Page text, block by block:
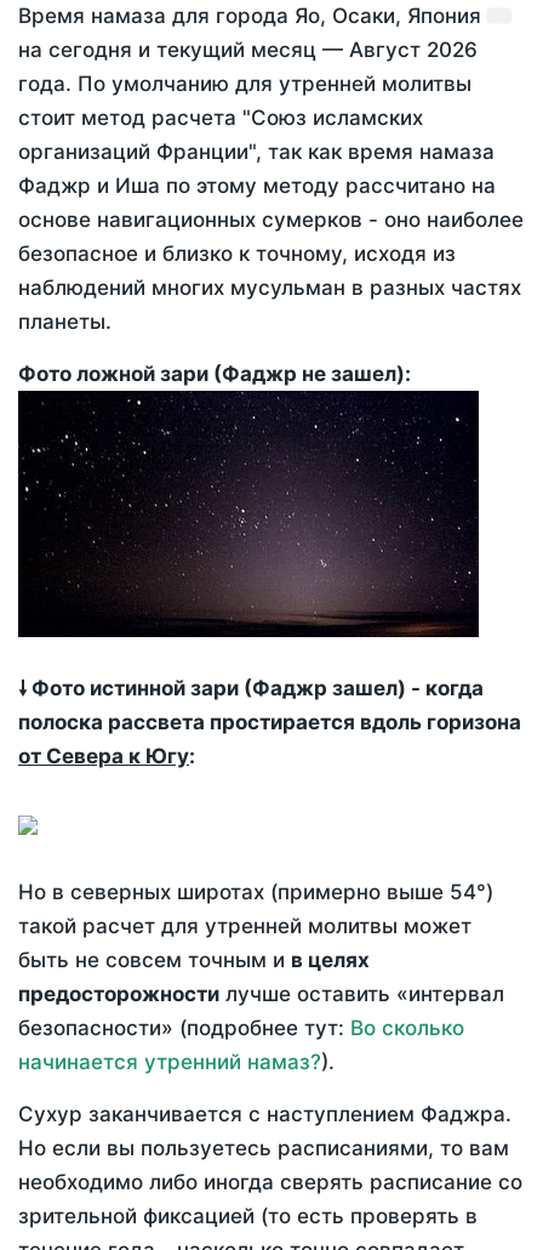
Время намаза для города Яо, Осаки, Япония
на сегодня и текущий месяц — Август 2026
года. По умолчанию для утренней молитвы
стоит метод расчета "Союз исламских
организаций Франции", так как время намаза
Фаджр и Иша по этому методу рассчитано на
основе навигационных сумерков - оно наиболее
безопасное и близко к точному, исходя из
наблюдений многих мусульман в разных частях
планеты.
Фото ложной зари (Фаджр не зашел):
🠗 Фото истинной зари (Фаджр зашел) - когда
полоска рассвета простирается вдоль горизона
от Севера к Югу:
Но в северных широтах (примерно выше 54°)
такой расчет для утренней молитвы может
быть не совсем точным и в целях
предосторожности лучше оставить «интервал
безопасности» (подробнее тут: Во сколько
начинается утренний намаз?).
Сухур заканчивается с наступлением Фаджра.
Но если вы пользуетесь расписаниями, то вам
необходимо либо иногда сверять расписание со
зрительной фиксацией (то есть проверять в